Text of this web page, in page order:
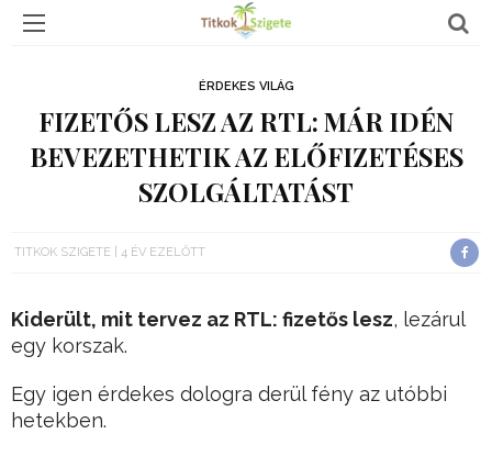
ÉRDEKES VILÁG
FIZETŐS LESZ AZ RTL: MÁR IDÉN
BEVEZETHETIK AZ ELŐFIZETÉSES
SZOLGÁLTATÁST
TITKOK SZIGETE 4 ÉV EZELŐTT
Kiderült, mit tervez az RTL: fizetős lesz, lezárul
egy korszak.
Egy igen érdekes dologra derül fény az utóbbi
hetekben.